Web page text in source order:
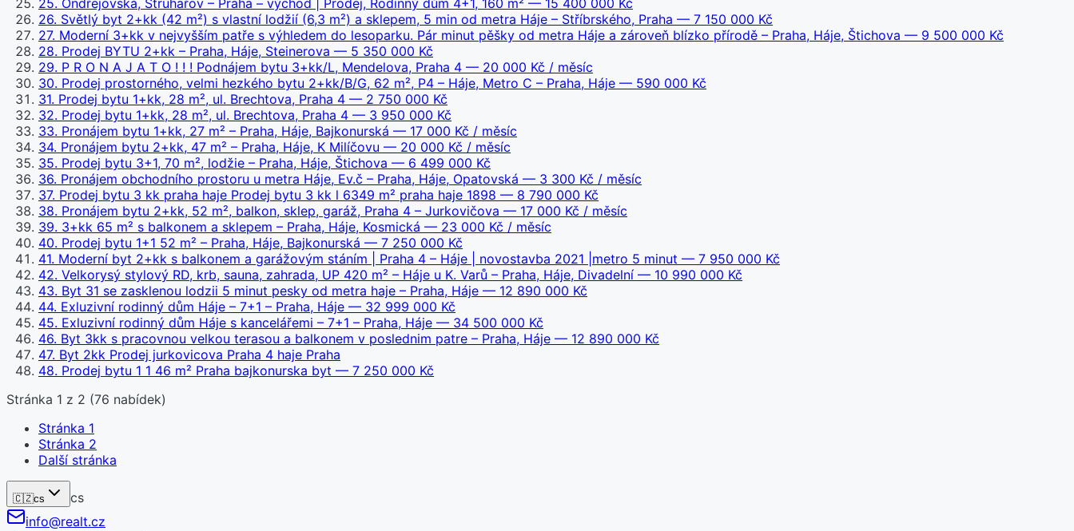
25. Ondřejovská, Struhařov – Praha – východ | Prodej, Rodinný dům 4+1, 160 m² — 15 400 000 Kč
26. Světlý byt 2+kk (42 m²) s vlastní lodžií (6,3 m²) a sklepem, 5 min od metra Háje – Stříbrského, Praha — 7 150 000 Kč
27. Moderní 3+kk v nejvyšším patře s výhledem do lesoparku. Pár minut pěšky od metra Háje a zároveň blízko přírodě – Praha, Háje, Štichova — 9 500 000 Kč
28. Prodej BYTU 2+kk – Praha, Háje, Steinerova — 5 350 000 Kč
29. P R O N A J A T O ! ! ! Podnájem bytu 3+kk/L, Mendelova, Praha 4 — 20 000 Kč / měsíc
30. Prodej prostorného, velmi hezkého bytu 2+kk/B/G, 62 m², P4 – Háje, Metro C – Praha, Háje — 590 000 Kč
31. Prodej bytu 1+kk, 28 m², ul. Brechtova, Praha 4 — 2 750 000 Kč
32. Prodej bytu 1+kk, 28 m², ul. Brechtova, Praha 4 — 3 950 000 Kč
33. Pronájem bytu 1+kk, 27 m² – Praha, Háje, Bajkonurská — 17 000 Kč / měsíc
34. Pronájem bytu 2+kk, 47 m² – Praha, Háje, K Milíčovu — 20 000 Kč / měsíc
35. Prodej bytu 3+1, 70 m², lodžie – Praha, Háje, Štichova — 6 499 000 Kč
36. Pronájem obchodního prostoru u metra Háje, Ev.č – Praha, Háje, Opatovská — 3 300 Kč / měsíc
37. Prodej bytu 3 kk praha haje Prodej bytu 3 kk l 6349 m² praha haje 1898 — 8 790 000 Kč
38. Pronájem bytu 2+kk, 52 m², balkon, sklep, garáž, Praha 4 – Jurkovičova — 17 000 Kč / měsíc
39. 3+kk 65 m² s balkonem a sklepem – Praha, Háje, Kosmická — 23 000 Kč / měsíc
40. Prodej bytu 1+1 52 m² – Praha, Háje, Bajkonurská — 7 250 000 Kč
41. Moderní byt 2+kk s balkonem a garážovým stáním | Praha 4 – Háje | novostavba 2021 |metro 5 minut — 7 950 000 Kč
42. Velkorysý stylový RD, krb, sauna, zahrada, UP 420 m² – Háje u K. Varů – Praha, Háje, Divadelní — 10 990 000 Kč
43. Byt 31 se zasklenou lodzii 5 minut pesky od metra haje – Praha, Háje — 12 890 000 Kč
44. Exluzivní rodinný dům Háje – 7+1 – Praha, Háje — 32 999 000 Kč
45. Exluzivní rodinný dům Háje s kancelářemi – 7+1 – Praha, Háje — 34 500 000 Kč
46. Byt 3kk s pracovnou velkou terasou a balkonem v poslednim patre – Praha, Háje — 12 890 000 Kč
47. Byt 2kk Prodej jurkovicova Praha 4 haje Praha
48. Prodej bytu 1 1 46 m² Praha bajkonurska byt — 7 250 000 Kč
Stránka 1 z 2 (76 nabídek)
Stránka 1
Stránka 2
Další stránka
🇨🇿cs
cs
info@realt.cz